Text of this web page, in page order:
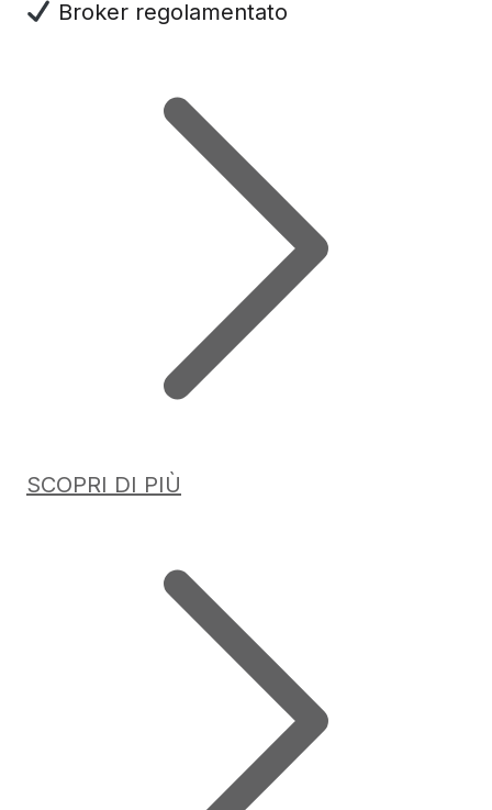
Broker regolamentato
SCOPRI DI PIÙ